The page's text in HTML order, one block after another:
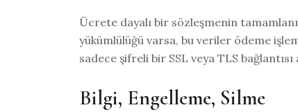
Ücrete dayalı bir sözleşmenin
yükümlülüğü varsa, bu veriler ödeme
sadece şifreli bir SSL veya TLS
Bilgi, Engelleme, Silme